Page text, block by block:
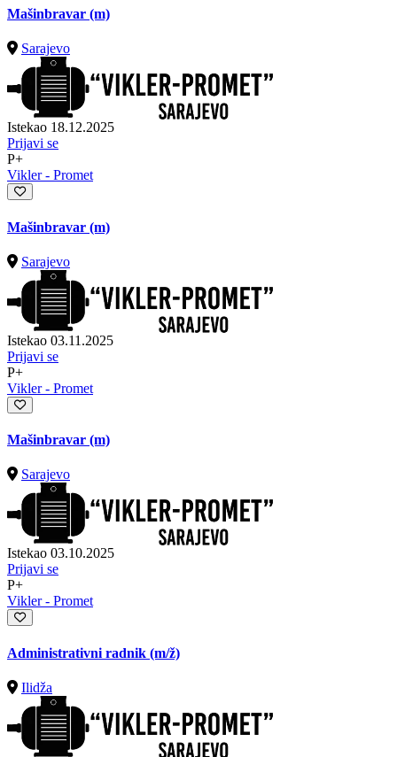
Mašinbravar (m)
Sarajevo
Istekao 18.12.2025
Prijavi se
P+
Vikler - Promet
Mašinbravar (m)
Sarajevo
Istekao 03.11.2025
Prijavi se
P+
Vikler - Promet
Mašinbravar (m)
Sarajevo
Istekao 03.10.2025
Prijavi se
P+
Vikler - Promet
Administrativni radnik (m/ž)
Ilidža